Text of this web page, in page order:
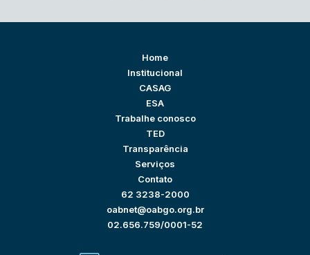
Home
Institucional
CASAG
ESA
Trabalhe conosco
TED
Transparência
Serviços
Contato
62 3238-2000
oabnet@oabgo.org.br
02.656.759/0001-52